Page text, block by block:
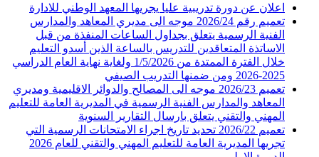
اعلان عن دورة تدريبية عليا يجريها المعهد الوطني للادارة
تعميم رقم 2026/24 موجه الى مديري المعاهد والمدارس
الفنية الرسمية يتعلق بجداول الساعات المنفذة من قبل
الاساتذة المتعاقدين للتدريس بالساعة الذين أسدو التعليم
خلال الفترة الممتدة من 1/5/2026 ولغاية نهاية العام الدراسي
2025-2026 ومن ضمنها التدريب الصيفي
تعميم 2026/23 موجه الى المصالح والدوائر الاقليمية ومديري
المعاهد والمدارس الفنية الرسمية في المديرية العامة للتعليم
المهني والتقني يتعلق بارسال التقارير السنوية
تعميم 2026/22 تحديد تاريخ اجراء الامتحانات الرسمية التي
تجريها المديرية العامة للتعليم المهني والتقني للعام 2026